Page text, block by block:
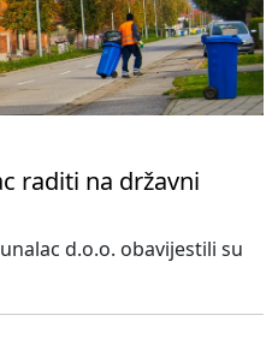
raditi na državni
d.o.o. obavijestili su